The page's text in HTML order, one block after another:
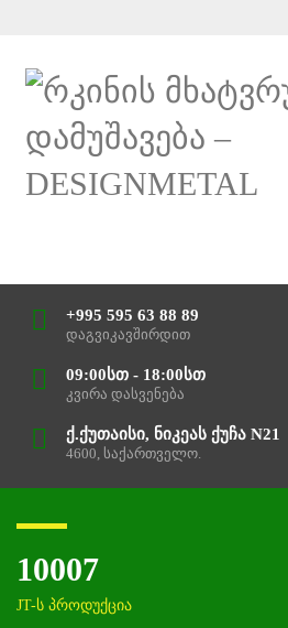
+995 595 63 88 89
დაგვიკავშირდით
09:00სთ - 18:00სთ
კვირა დასვენება
ქ.ქუთაისი, ნიკეას ქუჩა N21
4600, საქართველო.
10007
JT-ს პროდუქცია